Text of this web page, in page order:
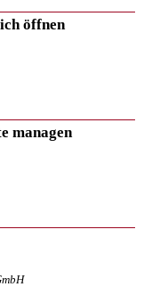
öffnen
managen